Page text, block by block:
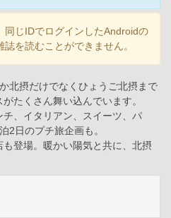
じIDでログインしたAndroidの
を読むことができません。
北摂だけでなくひょうご北摂まで
たくさん舞い込んでいます。
、イタリアン、スイーツ、パ
日のプチ旅企画も。
登場。暖かい陽気と共に、北摂